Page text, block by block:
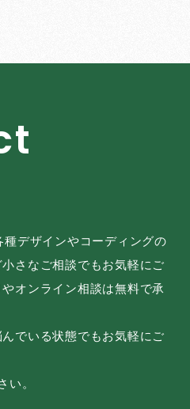
t
デザインやコーディングの
さなご相談でもお気軽にご
オンライン相談は無料で承
でいる状態でもお気軽にご
。